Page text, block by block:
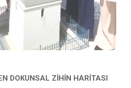
DOKUNSAL ZİHİN HARİTASI